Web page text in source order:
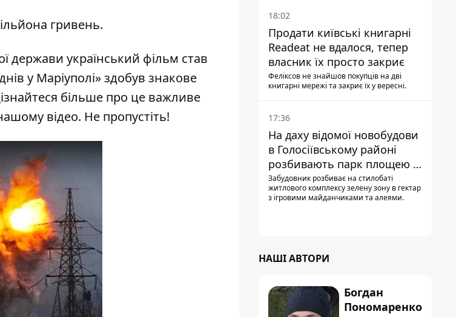
гривень.
держави український фільм став
у Маріуполі» здобув знакове
більше про це важливе
відео. Не пропустіть!
18:02
Продати київські книгарні
Readeat не вдалося, тепер
власник їх просто закриє
Феліксов не знайшов покупців на дві
книгарні мережі та закриє їх у вересні.
17:36
На даху відомої новобудови
в Голосіївському районі
розбивають парк площею в
гектар
Забудовник розбиває на стилобаті
житлового комплексу зелену зону в гектар
з ігровими майданчиками та алеями.
НАШІ АВТОРИ
Богдан
Пономаренко